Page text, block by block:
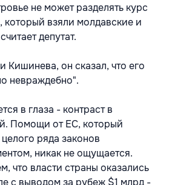
не может разделять курс
который взяли молдавские и
депутат.
Кишинева, он сказал, что его
невраждебно".
в глаза - контраст в
Помощи от ЕС, который
ряда законов
никак не ощущается.
что власти страны оказались
с выводом за рубеж $1 млрд -